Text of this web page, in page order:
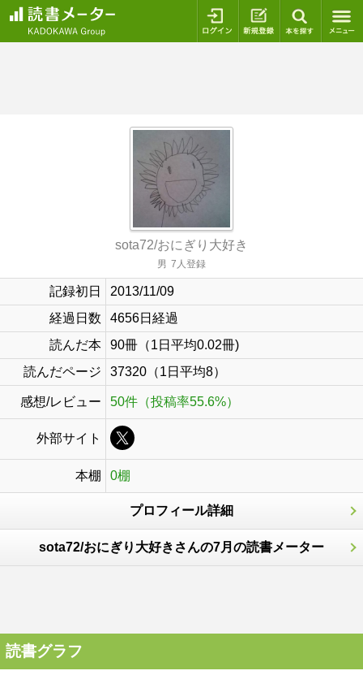
ログイン 新規登録
sota72/おにぎり大好き
男 7人登録
記録初日
2013/11/09
経過日数
4656日経過
読んだ本
90冊（1日平均0.02冊)
読んだページ
37320（1日平均8）
感想/レビュー 50件（投稿率55.6%）
外部サイト
本棚 0棚
プロフィール詳細
sota72/おにぎり大好きさんの7月の読書メーター
読書グラフ